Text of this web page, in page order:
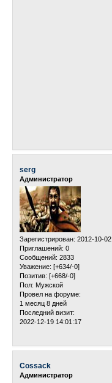
serg
Администратор
Зарегистрирован: 2012-10-02
Приглашений: 0
Сообщений: 2833
Уважение: [+634/-0]
Позитив: [+668/-0]
Пол: Мужской
Провел на форуме:
1 месяц 8 дней
Последний визит:
2022-12-19 14:01:17
Cossack
Администратор